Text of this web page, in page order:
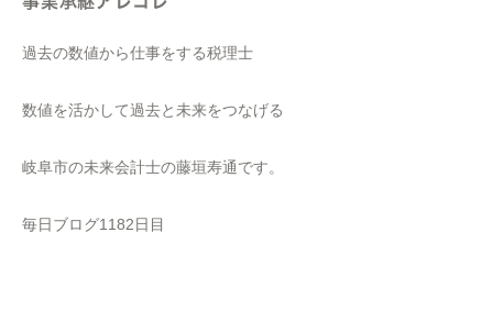
過去の数値から仕事をする税理士
数値を活かして過去と未来をつなげる
岐阜市の未来会計士の藤垣寿通です。
毎日ブログ1182日目